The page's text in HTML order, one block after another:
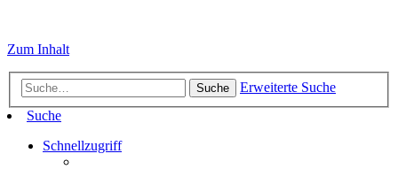
Zum Inhalt
Suche
Erweiterte Suche
Suche
Schnellzugriff